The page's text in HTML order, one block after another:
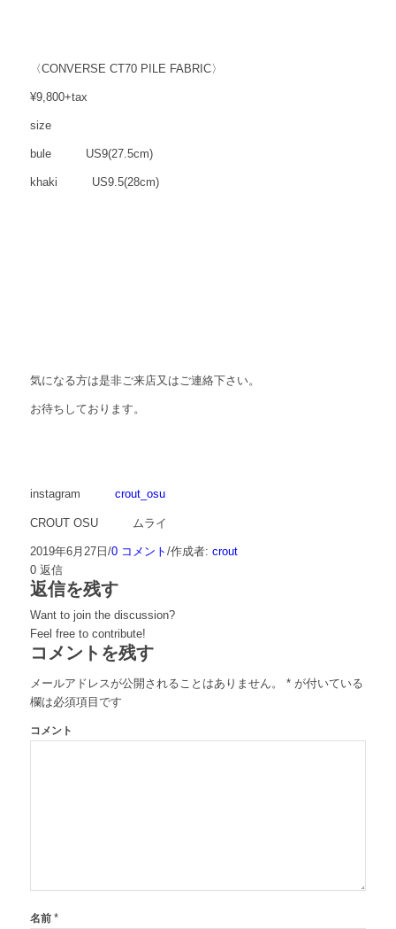
〈CONVERSE CT70 PILE FABRIC〉
¥9,800+tax
size
bule US9(27.5cm)
khaki US9.5(28cm)
気になる方は是非ご来店又はご連絡下さい。
お待ちしております。
instagram crout_osu
CROUT OSU ムライ
2019年6月27日/0 コメント /作成者: crout
0 返信
返信を残す
Want to join the discussion?
Feel free to contribute!
コメントを残す
メールアドレスが公開されることはありません。 *が付いている
欄は必須項目です
コメント
名前 *